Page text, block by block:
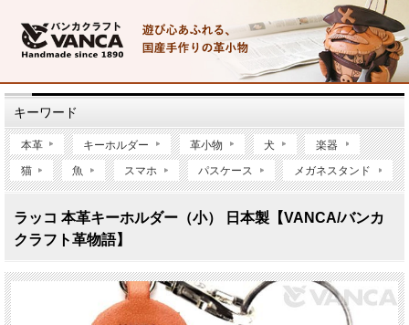
キーワード
本革 キーホルダー 革小物 犬 楽器
猫 魚 スマホ パスケース メガネスタンド
ラッコ 本革キーホルダー（小） 日本製【VANCA/バンカ
クラフト革物語】